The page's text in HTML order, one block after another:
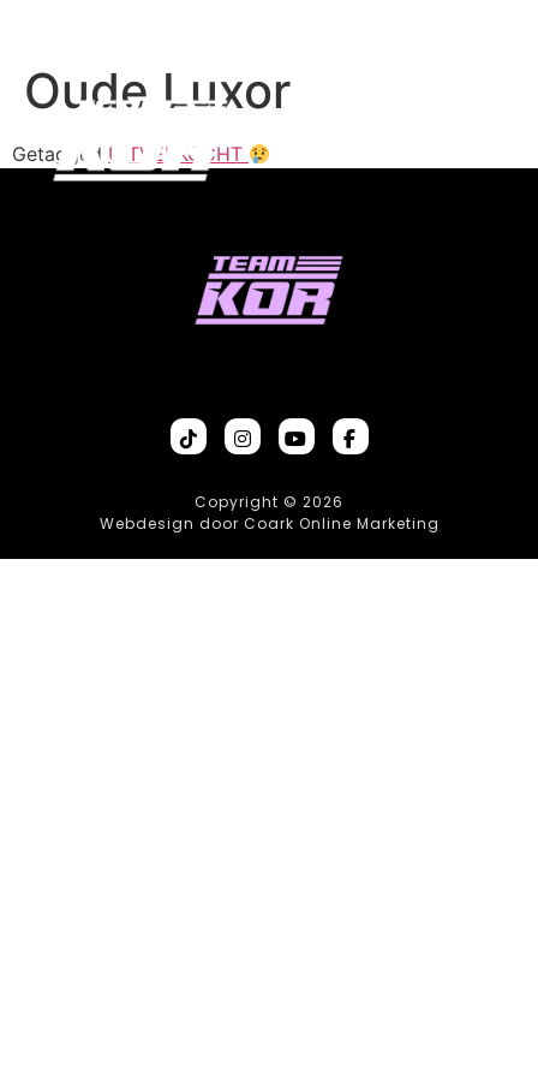
Oude Luxor
Getagged UITVERKOCHT
Copyright © 2026
Webdesign door Coark Online Marketing